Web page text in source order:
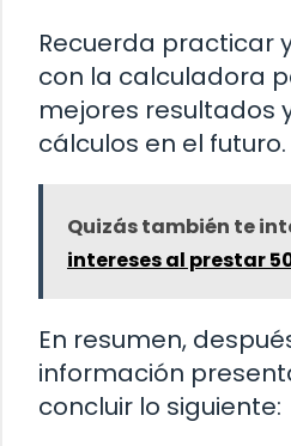
Recuerda practicar
con la calculadora
mejores resultados
cálculos en el futuro.
Quizás también te
intereses al prestar
En resumen,
información
concluir lo siguiente: